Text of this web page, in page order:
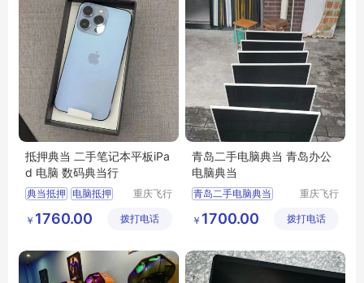
抵押典当 二手笔记本平板iPa
d 电脑 数码典当行
典当抵押
电脑抵押
重庆飞行
限公司
￥ 1760.00 拨打电话
青岛二手电脑典当 青岛办公
电脑典当
青岛二手电脑典当
重庆飞行
限公司
￥ 1700.00 拨打电话